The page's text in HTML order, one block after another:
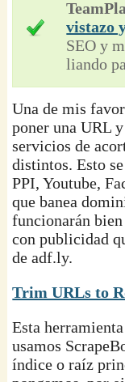
vistazo
SEO y
liando
Una de mis
poner una URL
servicios de
distintos. Esto
PPI, Youtube,
que banea
funcionarán bien
con publicidad
de adf.ly.
Trim URLs to
Esta
usamos
índice o raíz